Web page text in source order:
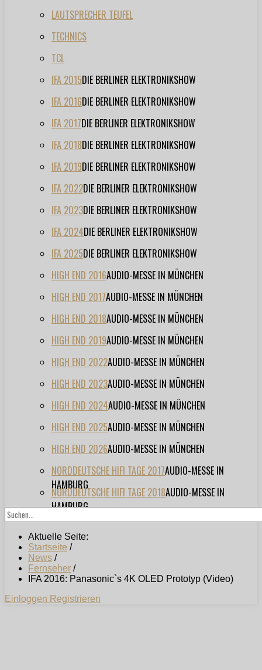
LAUTSPRECHER TEUFEL
TECHNICS
TCL
IFA 2015DIE BERLINER ELEKTRONIKSHOW
IFA 2016DIE BERLINER ELEKTRONIKSHOW
IFA 2017DIE BERLINER ELEKTRONIKSHOW
IFA 2018DIE BERLINER ELEKTRONIKSHOW
IFA 2019DIE BERLINER ELEKTRONIKSHOW
IFA 2022DIE BERLINER ELEKTRONIKSHOW
IFA 2023DIE BERLINER ELEKTRONIKSHOW
IFA 2024DIE BERLINER ELEKTRONIKSHOW
IFA 2025DIE BERLINER ELEKTRONIKSHOW
HIGH END 2016AUDIO-MESSE IN MÜNCHEN
HIGH END 2017AUDIO-MESSE IN MÜNCHEN
HIGH END 2018AUDIO-MESSE IN MÜNCHEN
HIGH END 2019AUDIO-MESSE IN MÜNCHEN
HIGH END 2022AUDIO-MESSE IN MÜNCHEN
HIGH END 2023AUDIO-MESSE IN MÜNCHEN
HIGH END 2024AUDIO-MESSE IN MÜNCHEN
HIGH END 2025AUDIO-MESSE IN MÜNCHEN
HIGH END 2026AUDIO-MESSE IN MÜNCHEN
NORDDEUTSCHE HIFI TAGE 2017AUDIO-MESSE IN
HAMBURG
NORDDEUTSCHE HIFI TAGE 2018AUDIO-MESSE IN
HAMBURG
Aktuelle Seite:
Startseite /
News /
Fernseher /
IFA 2016: Panasonic`s 4K OLED Prototyp (Video)
Einloggen Registrieren